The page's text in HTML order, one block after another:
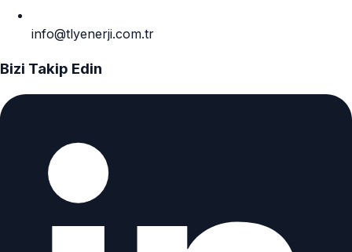
info@tlyenerji.com.tr
Bizi Takip Edin